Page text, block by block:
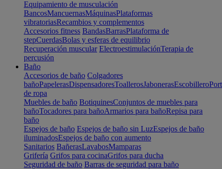
Equipamiento de musculación
BancosMancuernasMáquinasPlataformas
vibratoriasRecambios y complementos
Accesorios fitness BandasBarrasPlataforma de
stepCuerdasBolas y esferas de equilibrio
Recuperación muscular ElectroestimulaciónTerapia de
percusión
Baño
Accesorios de baño Colgadores
bañoPapelerasDispensadoresToallerosJabonerasEscobillero
de ropa
Muebles de baño BotiquinesConjuntos de muebles para
bañoTocadores para bañoArmarios para bañoRepisa para
baño
Espejos de baño Espejos de baño sin LuzEspejos de baño
iluminadosEspejos de baño con aumento
Sanitarios BañerasLavabosMamparas
Grifería Grifos para cocinaGrifos para ducha
Seguridad de baño Barras de seguridad para baño